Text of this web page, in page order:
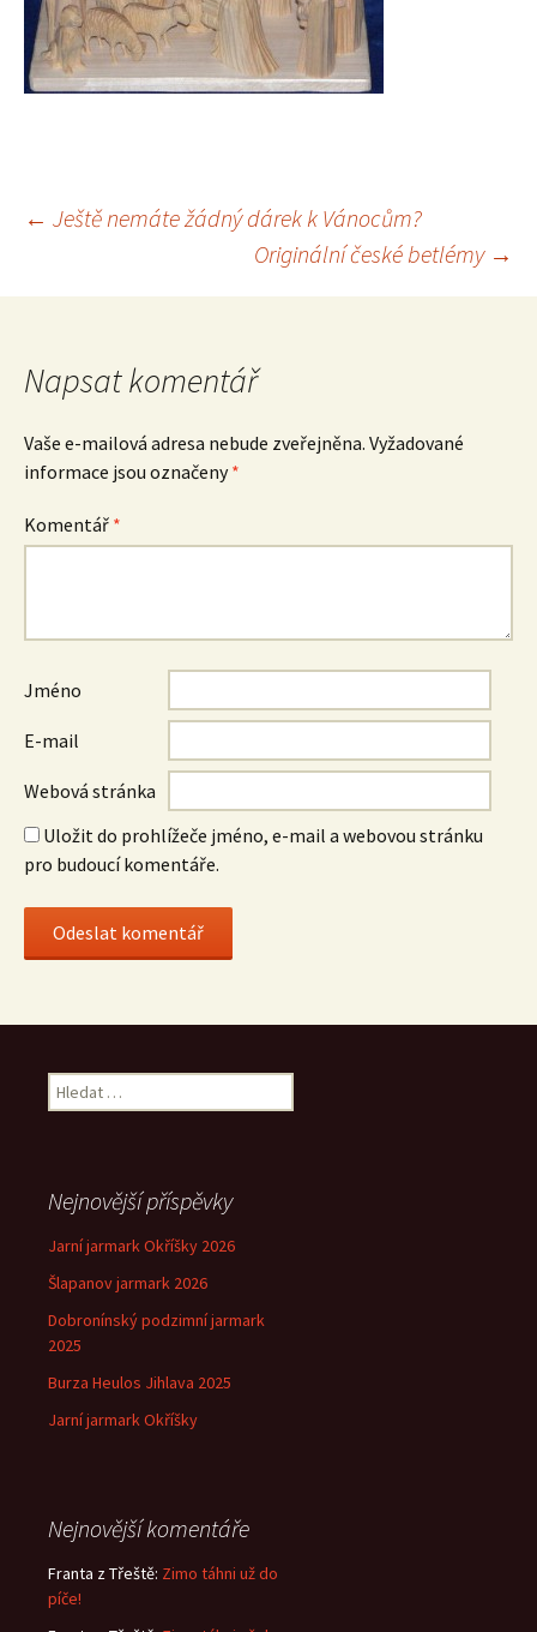
Navigace
pro
příspěvek
← Ještě nemáte žádný dárek k Vánocům?
Originální české betlémy →
Napsat komentář
Vaše e-mailová adresa nebude zveřejněna. Vyžadované
informace jsou označeny*
Komentář *
Jméno
E-mail
Webová stránka
Uložit do prohlížeče jméno, e-mail a webovou stránku
pro budoucí komentáře.
Vyhledávání
Nejnovější příspěvky
Jarní jarmark Okříšky 2026
Šlapanov jarmark 2026
Dobronínský podzimní jarmark
2025
Burza Heulos Jihlava 2025
Jarní jarmark Okříšky
Nejnovější komentáře
Franta z Třeště: Zimo táhni už do
píče!